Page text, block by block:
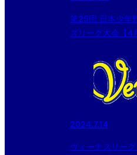
第25回 日本少年
ズリーグ大会【4
2024.7.14
ヴィーナスリ